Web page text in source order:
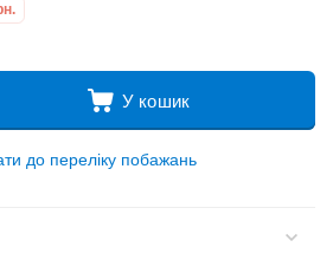
У кошик
до переліку побажань